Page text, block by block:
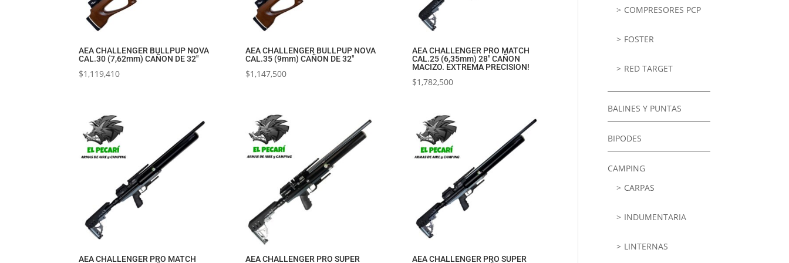
AEA CHALLENGER BULLPUP NOVA
CAL.30 (7,62mm) CAÑON DE 32″
$1,119,410
AEA CHALLENGER BULLPUP NOVA
CAL.35 (9mm) CAÑON DE 32″
$1,147,500
AEA CHALLENGER PRO MATCH
CAL.25 (6,35mm) 28″ CAÑON
MACIZO. EXTREMA PRECISION!
$1,782,500
AEA CHALLENGER PRO MATCH
AEA CHALLENGER PRO SUPER
AEA CHALLENGER PRO SUPER
COMPRESORES PCP
FOSTER
RED TARGET
BALINES Y PUNTAS
BIPODES
CAMPING
CARPAS
INDUMENTARIA
LINTERNAS